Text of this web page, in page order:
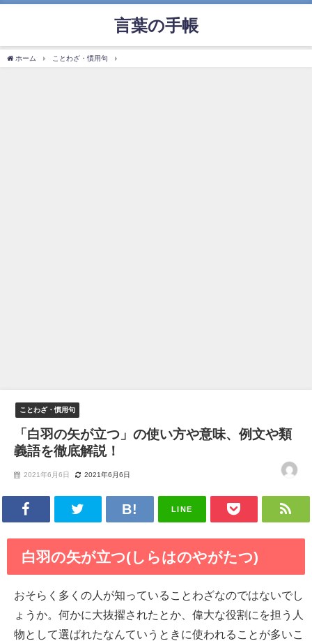
言葉の手帳
ホーム ことわざ・慣用句
ことわざ・慣用句
「白羽の矢が立つ」の使い方や意味、例文や類
義語を徹底解説！
2021年6月6日 2021年6月6日
LINE
白羽の矢が立つ(しらはのやがたつ)
おそらく多くの人が知っていることわざなのではないでし
ょうか。何かに大抜擢されたとか、偉大な役割にを担う人
物として選ばれたなんていうときに使われることが多いこ